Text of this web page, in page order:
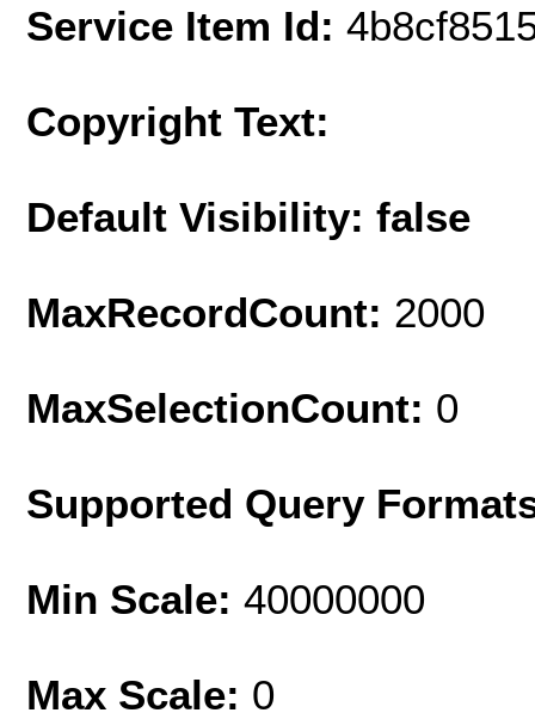
Service Item Id:
Copyright Text:
Default Visibility: false
MaxRecordCount: 2000
MaxSelectionCount: 0
Supported Query
Min Scale: 40000000
Max Scale: 0